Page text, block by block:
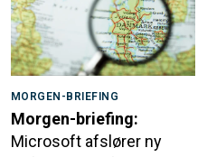
MORGEN-BRIEFING
Morgen-briefing:
Microsoft afslører ny